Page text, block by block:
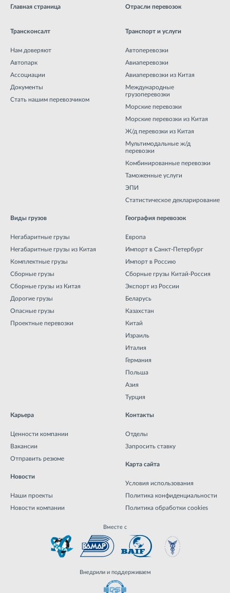
Главная страница
Трансконсалт
Нам доверяют
Автопарк
Ассоциации
Документы
Стать нашим перевозчиком
Отрасли перевозок
Транспорт и услуги
Автоперевозки
Авиаперевозки
Авиаперевозки из Китая
Международные
грузоперевозки
Морские перевозки
Морские перевозки из Китая
Ж/д перевозки из Китая
Мультимодальные ж/д
перевозки
Комбинированные перевозки
Таможенные услуги
ЭПИ
Статистическое декларирование
Виды грузов
Негабаритные грузы
Негабаритные грузы из Китая
Комплектные грузы
Сборные грузы
Сборные грузы из Китая
Дорогие грузы
Опасные грузы
Проектные перевозки
География перевозок
Европа
Импорт в Санкт-Петербург
Импорт в Россию
Сборные грузы Китай-Россия
Экспорт из России
Беларусь
Казахстан
Китай
Израиль
Италия
Германия
Польша
Азия
Турция
Карьера
Ценности компании
Вакансии
Отправить резюме
Новости
Наши проекты
Новости компании
Контакты
Отделы
Запросить ставку
Карта сайта
Условия использования
Политика конфиденциальности
Политика обработки cookies
Вместе с
Внедрили и поддерживаем